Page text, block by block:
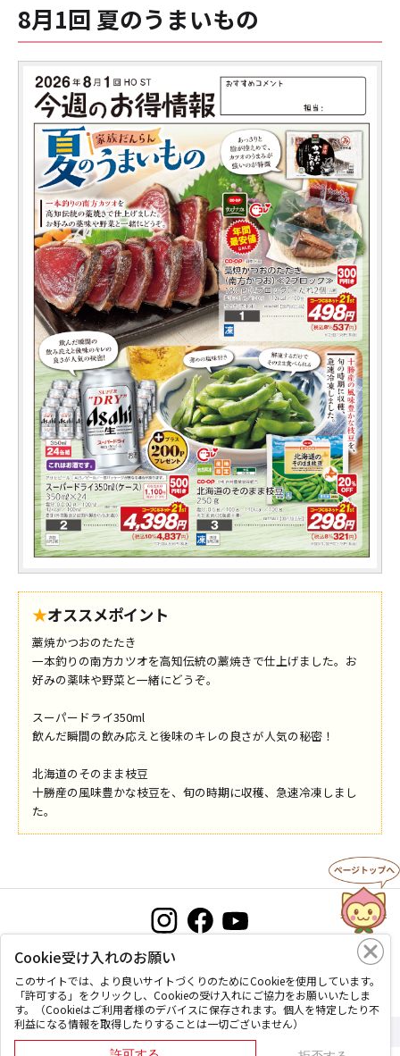
8月1回 夏のうまいもの
★オススメポイント
藁焼かつおのたたき
一本釣りの南方カツオを高知伝統の藁焼きで仕上げました。お
好みの薬味や野菜と一緒にどうぞ。
スーパードライ350ml
飲んだ瞬間の飲み応えと後味のキレの良さが人気の秘密！
北海道のそのまま枝豆
十勝産の風味豊かな枝豆を、旬の時期に収穫、急速冷凍しまし
た。
お問い合わせ プライバシーポリシー
Copyright © Okayama coop, All Rights Reserved.
Cookie受け入れのお願い
このサイトでは、より良いサイトづくりのためにCookieを使用しています。
「許可する」をクリックし、Cookieの受け入れにご協力をお願いいたしま
す。（Cookieはご利用者様のデバイスに保存されます。個人を特定したり不
利益になる情報を取得したりすることは一切ございません）